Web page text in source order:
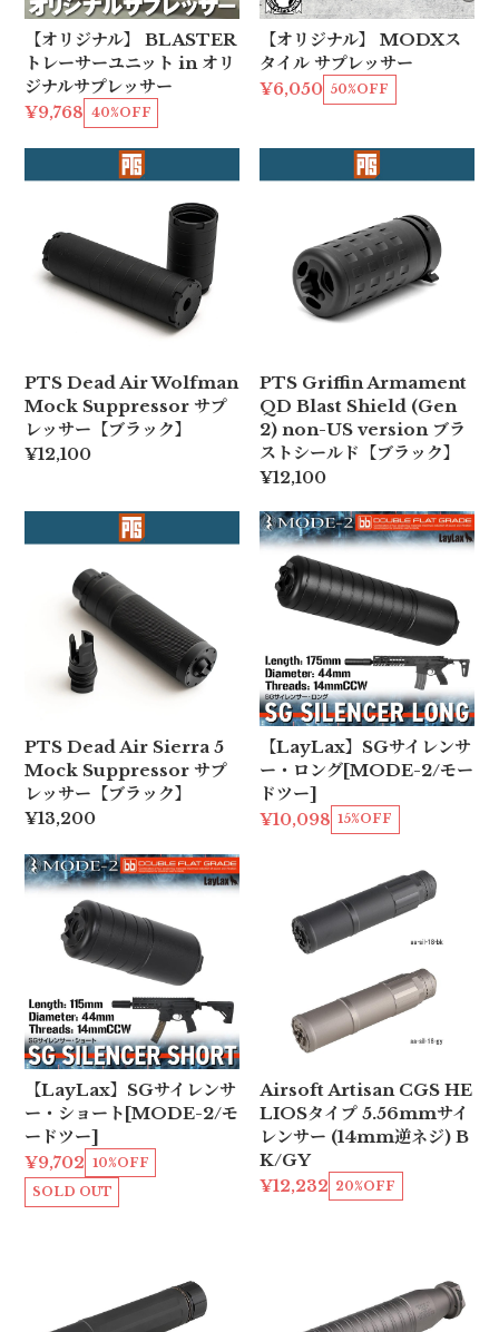
【オリジナル】 BLASTER
トレーサーユニット in オリ
ジナルサプレッサー
¥9,768 40%OFF
【オリジナル】 MODXス
タイル サプレッサー
¥6,050 50%OFF
PTS Dead Air Wolfman
Mock Suppressor サプ
レッサー【ブラック】
¥12,100
PTS Griffin Armament
QD Blast Shield (Gen
2) non-US version ブラ
ストシールド【ブラック】
¥12,100
PTS Dead Air Sierra 5
Mock Suppressor サプ
レッサー【ブラック】
¥13,200
【LayLax】SGサイレンサ
ー・ロング[MODE-2/モー
ドツー]
¥10,098 15%OFF
【LayLax】SGサイレンサ
ー・ショート[MODE-2/モ
ードツー]
¥9,702 10%OFF
SOLD OUT
Airsoft Artisan CGS HE
LIOSタイプ 5.56mmサイ
レンサー (14mm逆ネジ) B
K/GY
¥12,232 20%OFF